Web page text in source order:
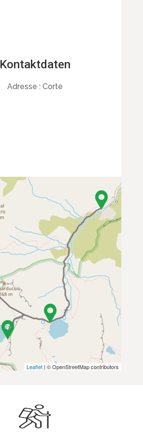
Kontaktdaten
Adresse : Corte
Leaflet | © OpenStreetMap contributors